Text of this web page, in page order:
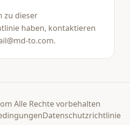
zu dieser
haben, kontaktieren
to.com.
Alle Rechte vorbehalten
Datenschutzrichtlinie